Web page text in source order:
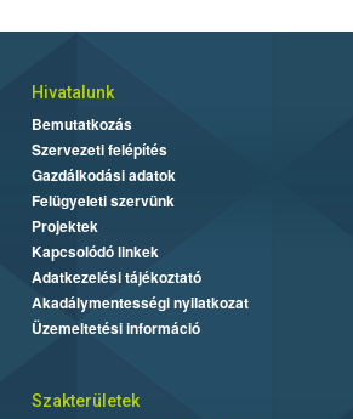
Hivatalunk
Bemutatkozás
Szervezeti felépítés
Gazdálkodási adatok
Felügyeleti szervünk
Projektek
Kapcsolódó linkek
Adatkezelési tájékoztató
Akadálymentességi nyilatkozat
Üzemeltetési információ
Szakterületek